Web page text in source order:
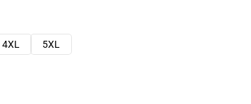
4XL
5XL